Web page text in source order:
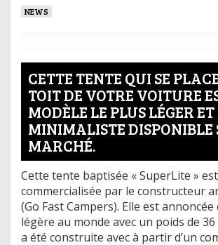
NEWS
CETTE TENTE QUI SE
TOIT DE VOTRE VOITURE
MODÈLE LE PLUS LÉGER
MINIMALISTE DISPONIBLE
MARCHÉ.
Cette tente baptisée « SuperLite » est
commercialisée par le constructeur
(Go Fast Campers). Elle est
légère au monde avec un poids de 36
a été construite avec à partir d’un